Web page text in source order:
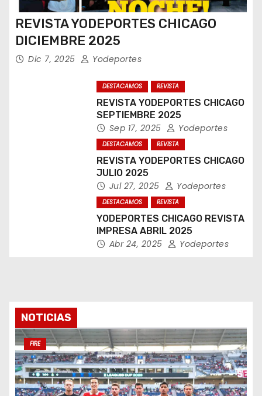
REVISTA YODEPORTES CHICAGO
DICIEMBRE 2025
Dic 7, 2025 Yodeportes
DESTACAMOS REVISTA
REVISTA YODEPORTES CHICAGO
SEPTIEMBRE 2025
Sep 17, 2025 Yodeportes
DESTACAMOS REVISTA
REVISTA YODEPORTES CHICAGO
JULIO 2025
Jul 27, 2025 Yodeportes
DESTACAMOS REVISTA
YODEPORTES CHICAGO REVISTA
IMPRESA ABRIL 2025
Abr 24, 2025 Yodeportes
NOTICIAS
FIRE